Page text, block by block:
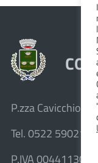
P.zza Cavicchioni,
Tel. 0522 590211
P.IVA 00441130358